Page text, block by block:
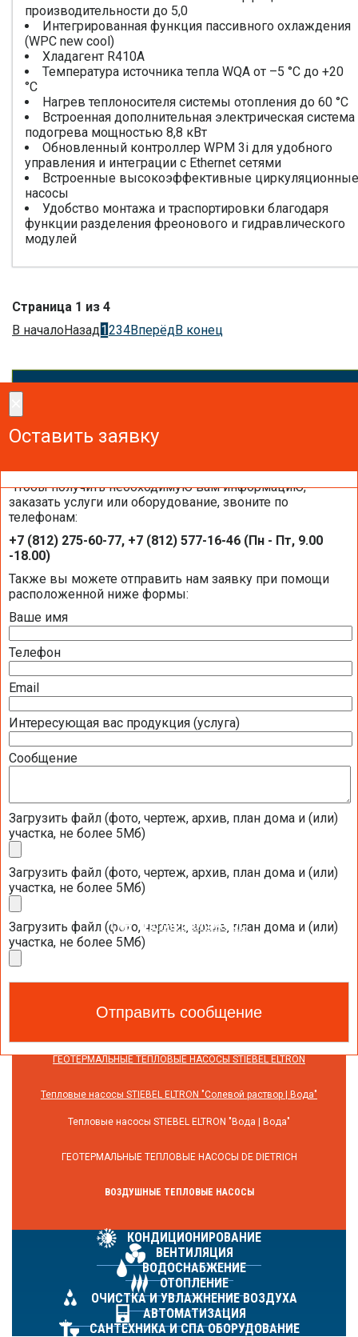
производительности до 5,0
Интегрированная функция пассивного охлаждения
(WPC new cool)
Хладагент R410A
Температура источника тепла WQA от –5 °C до +20
°C
Нагрев теплоносителя системы отопления до 60 °C
Встроенная дополнительная электрическая система
подогрева мощностью 8,8 кВт
Обновленный контроллер WPM 3i для удобного
управления и интеграции с Ethernet сетями
Встроенные высокоэффективные циркуляционные
насосы
Удобство монтажа и траспортировки благодаря
функции разделения фреонового и гидравлического
модулей
Страница 1 из 4
В началоНазад1234ВперёдВ конец
Оставить заявку
Отправить запрос на подбор
Оставить заявку
Чтобы получить необходимую вам информацию,
заказать услуги или оборудование, звоните по
телефонам:
+7 (812) 275-60-77, +7 (812) 577-16-46 (Пн - Пт, 9.00
-18.00)
Также вы можете отправить нам заявку при помощи
расположенной ниже формы:
Ваше имя
Телефон
Email
Интересующая вас продукция (услуга)
Сообщение
Загрузить файл (фото, чертеж, архив, план дома и (или)
участка, не более 5Мб)
Загрузить файл (фото, чертеж, архив, план дома и (или)
участка, не более 5Мб)
Загрузить файл (фото, чертеж, архив, план дома и (или)
участка, не более 5Мб)
Оставить заявку
Документация STIEBEL ELTRON
Скачать каталог тепловых насосов STIEBEL
ELTRON
Скачать каталог проектировщика тепловых
насосов STIEBEL ELTRON
Скачать расчетные таблицы по тепловым
Референц-объекты с тепловыми насосами
STIEBEL ELTRON в России
ТЕПЛОВОЙ НАСОС
ГЕОТЕРМАЛЬНЫЕ ТЕПЛОВЫЕ НАСОСЫ NIBE
ГЕОТЕРМАЛЬНЫЕ ТЕПЛОВЫЕ НАСОСЫ STIEBEL ELTRON
Тепловые насосы STIEBEL ELTRON "Солевой раствор | Вода"
Тепловые насосы STIEBEL ELTRON "Вода | Вода"
ГЕОТЕРМАЛЬНЫЕ ТЕПЛОВЫЕ НАСОСЫ DE DIETRICH
ВОЗДУШНЫЕ ТЕПЛОВЫЕ НАСОСЫ
КОНДИЦИОНИРОВАНИЕ
ВЕНТИЛЯЦИЯ
ВОДОСНАБЖЕНИЕ
ОТОПЛЕНИЕ
ОЧИСТКА И УВЛАЖНЕНИЕ ВОЗДУХА
АВТОМАТИЗАЦИЯ
САНТЕХНИКА И СПА ОБОРУДОВАНИЕ